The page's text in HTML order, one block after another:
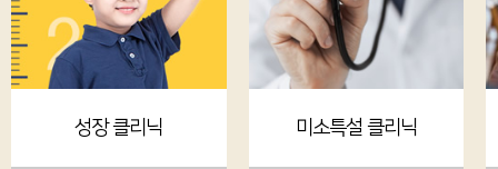
성장 클리닉 미소특설 클리닉